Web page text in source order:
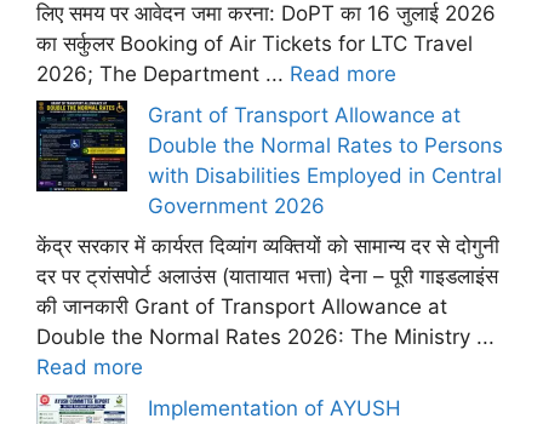
लिए समय पर आवेदन जमा करना: DoPT का 16 जुलाई 2026
का सर्कुलर Booking of Air Tickets for LTC Travel
2026; The Department ... Read more
Grant of Transport Allowance at
Double the Normal Rates to Persons
with Disabilities Employed in Central
Government 2026
केंद्र सरकार में कार्यरत दिव्यांग व्यक्तियों को सामान्य दर से दोगुनी
दर पर ट्रांसपोर्ट अलाउंस (यातायात भत्ता) देना – पूरी गाइडलाइंस
की जानकारी Grant of Transport Allowance at
Double the Normal Rates 2026: The Ministry ...
Read more
Implementation of AYUSH